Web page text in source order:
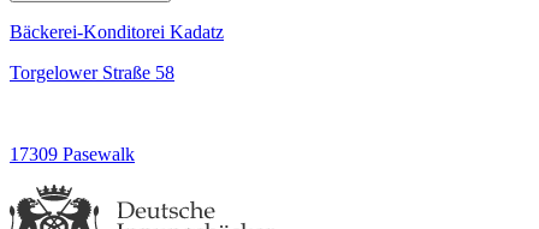
Bäckerei-Konditorei Kadatz
Torgelower Straße 58
17309 Pasewalk